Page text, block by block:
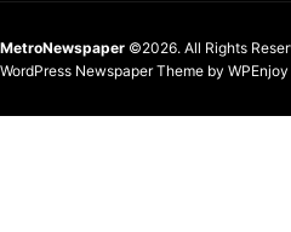
MetroNewspaper ©2026. All Rights
WordPress Newspaper Theme by WPEnjoy